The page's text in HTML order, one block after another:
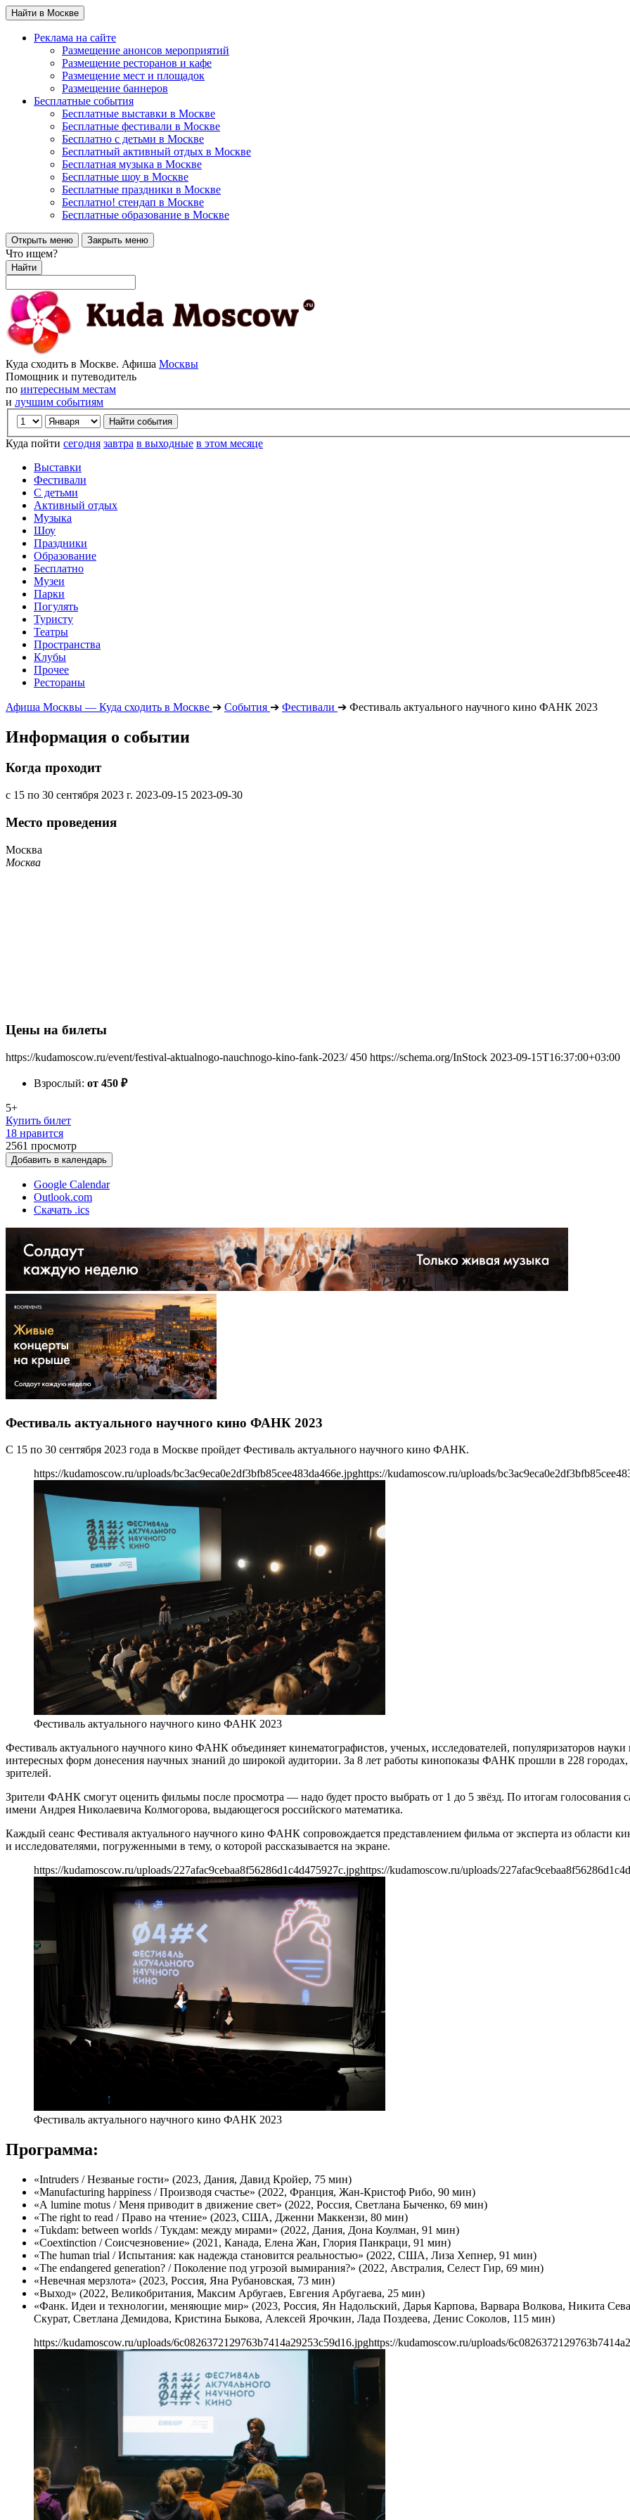
Найти в Москве
Реклама на сайте
Размещение анонсов мероприятий
Размещение ресторанов и кафе
Размещение мест и площадок
Размещение баннеров
Бесплатные события
Бесплатные выставки в Москве
Бесплатные фестивали в Москве
Бесплатно с детьми в Москве
Бесплатный активный отдых в Москве
Бесплатная музыка в Москве
Бесплатные шоу в Москве
Бесплатные праздники в Москве
Бесплатно! стендап в Москве
Бесплатные образование в Москве
Открыть меню Закрыть меню
Что ищем?
Найти
Куда сходить в Москве. Афиша Москвы
Помощник и путеводитель
по интересным местам
и лучшим событиям
Куда пойти сегодня завтра в выходные в этом месяце
Выставки
Фестивали
С детьми
Активный отдых
Музыка
Шоу
Праздники
Образование
Бесплатно
Музеи
Парки
Погулять
Туристу
Театры
Пространства
Клубы
Прочее
Рестораны
Афиша Москвы — Куда сходить в Москве ➔ События ➔ Фестивали ➔ Фестиваль актуального научного кино ФАНК 2023
Информация о событии
Когда проходит
с 15 по 30 сентября 2023 г. 2023-09-15 2023-09-30
Место проведения
Москва
Москва
Цены на билеты
https://kudamoscow.ru/event/festival-aktualnogo-nauchnogo-kino-fank-2023/ 450 https://schema.org/InStock 2023-09-15T16:37:00+03:00
Взрослый: от 450 ₽
5+
Купить билет
18 нравится
2561 просмотр
Добавить в календарь
Google Calendar
Outlook.com
Скачать .ics
Фестиваль актуального научного кино ФАНК 2023
С 15 по 30 сентября 2023 года в Москве пройдет Фестиваль актуального научного кино ФАНК.
https://kudamoscow.ru/uploads/bc3ac9eca0e2df3bfb85cee483da466e.jpghttps://kudamoscow.ru/uploads/
Фестиваль актуального научного кино ФАНК 2023
Фестиваль актуального научного кино ФАНК объединяет кинематографистов, ученых, исследователей, популяризаторов
интересных форм донесения научных знаний до широкой аудитории. За 8 лет работы кинопоказы ФАНК прошли в 228 городах,
зрителей.
Зрители ФАНК смогут оценить фильмы после просмотра — надо будет просто выбрать от 1 до 5 звёзд. По итогам
имени Андрея Николаевича Колмогорова, выдающегося российского математика.
Каждый сеанс Фестиваля актуального научного кино ФАНК сопровождается представлением фильма от эксперта из области
и исследователями, погруженными в тему, о которой рассказывается на экране.
https://kudamoscow.ru/uploads/227afac9cebaa8f56286d1c4d475927c.jpghttps://kudamoscow.ru/uploads/
Фестиваль актуального научного кино ФАНК 2023
Программа:
«Intruders / Незваные гости» (2023, Дания, Давид Кройер, 75 мин)
«Manufacturing happiness / Производя счастье» (2022, Франция, Жан-Кристоф Рибо, 90 мин)
«A lumine motus / Меня приводит в движение свет» (2022, Россия, Светлана Быченко, 69 мин)
«The right to read / Право на чтение» (2023, США, Дженни Маккензи, 80 мин)
«Tukdam: between worlds / Тукдам: между мирами» (2022, Дания, Дона Коулман, 91 мин)
«Coextinction / Соисчезновение» (2021, Канада, Елена Жан, Глория Панкраци, 91 мин)
«The human trial / Испытания: как надежда становится реальностью» (2022, США, Лиза Хепнер, 91 мин)
«The endangered generation? / Поколение под угрозой вымирания?» (2022, Австралия, Селест Гир, 69 мин)
«Невечная мерзлота» (2023, Россия, Яна Рубановская, 73 мин)
«Выход» (2022, Великобритания, Максим Арбугаев, Евгения Арбугаева, 25 мин)
«Фанк. Идеи и технологии, меняющие мир» (2023, Россия, Ян Надольский, Дарья Карпова, Варвара Волкова, Никита
Скурат, Светлана Демидова, Кристина Быкова, Алексей Ярочкин, Лада Поздеева, Денис Соколов, 115 мин)
https://kudamoscow.ru/uploads/6c0826372129763b7414a29253c59d16.jpghttps://kudamoscow.ru/uploads/